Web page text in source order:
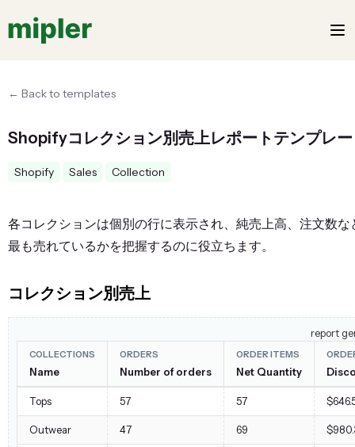
← Back to templates
Shopifyコレクション別売上レポートテンプレ
Shopify Sales Collection
各コレクションは個別の行に表示され、純売上高、注文数
最も売れているかを把握するのに役立ちます。
コレクション別売上
COLLECTIONS
Name
ORDERS
Number of orders
ORDER ITEMS
Net Quantity
Tops 57 57
Outwear 47 69
report